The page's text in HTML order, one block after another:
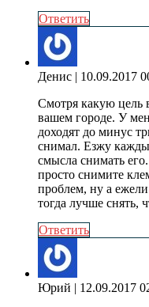
Ответить
Денис | 10.09.2017
Смотря какую цель
вашем городе. У
доходят до минус
снимал. Езжу
смысла снимать
просто снимите
проблем, ну а
тогда лучше снять,
Ответить
Юрий | 12.09.2017